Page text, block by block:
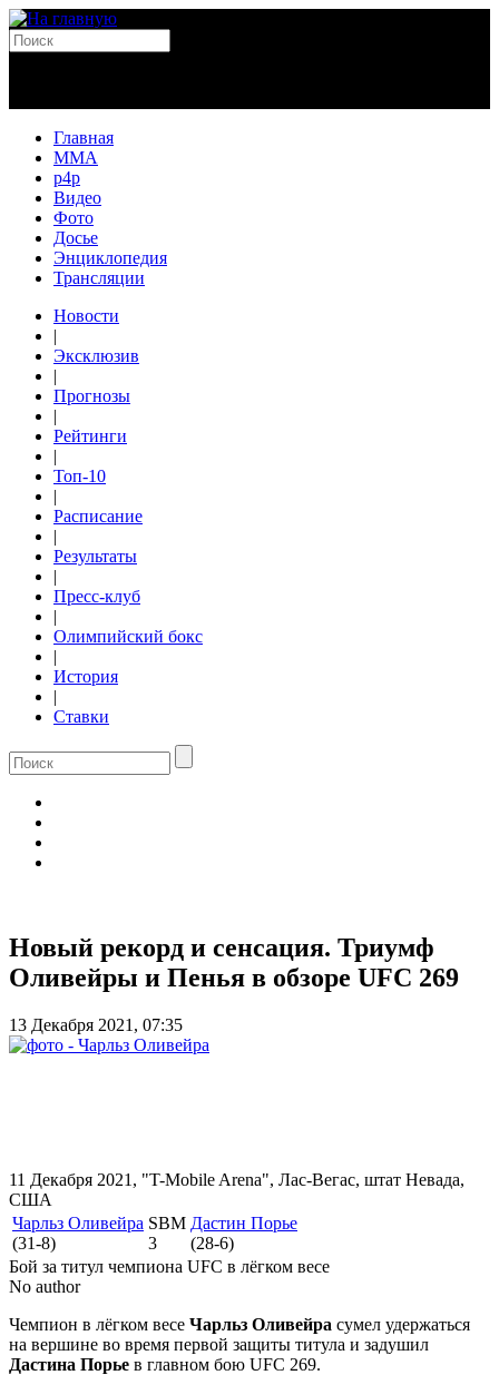
Главная
MMA
p4p
Видео
Фото
Досье
Энциклопедия
Трансляции
Новости
|
Эксклюзив
|
Прогнозы
|
Рейтинги
|
Топ-10
|
Расписание
|
Результаты
|
Пресс-клуб
|
Олимпийский бокс
|
История
|
Ставки
Новый рекорд и сенсация. Триумф
Оливейры и Пенья в обзоре UFC 269
13 Декабря 2021, 07:35
11 Декабря 2021, "T-Mobile Arena", Лас-Вегас, штат Невада,
США
Чарльз Оливейра
(31-8)
SBM
3
Дастин Порье
(28-6)
Бой за титул чемпиона UFC в лёгком весе
No author
Чемпион в лёгком весе Чарльз Оливейра сумел удержаться
на вершине во время первой защиты титула и задушил
Дастина Порье в главном бою UFC 269.